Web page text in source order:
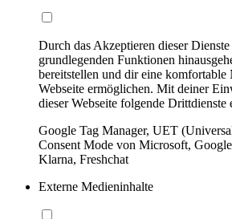
Durch das Akzeptieren dieser
grundlegenden Funktionen
bereitstellen und dir eine komfortable
Webseite ermöglichen. Mit deiner
dieser Webseite folgende Drittdienste
Google Tag Manager, UET
Consent Mode von Microsoft,
Klarna, Freshchat
Externe Medieninhalte